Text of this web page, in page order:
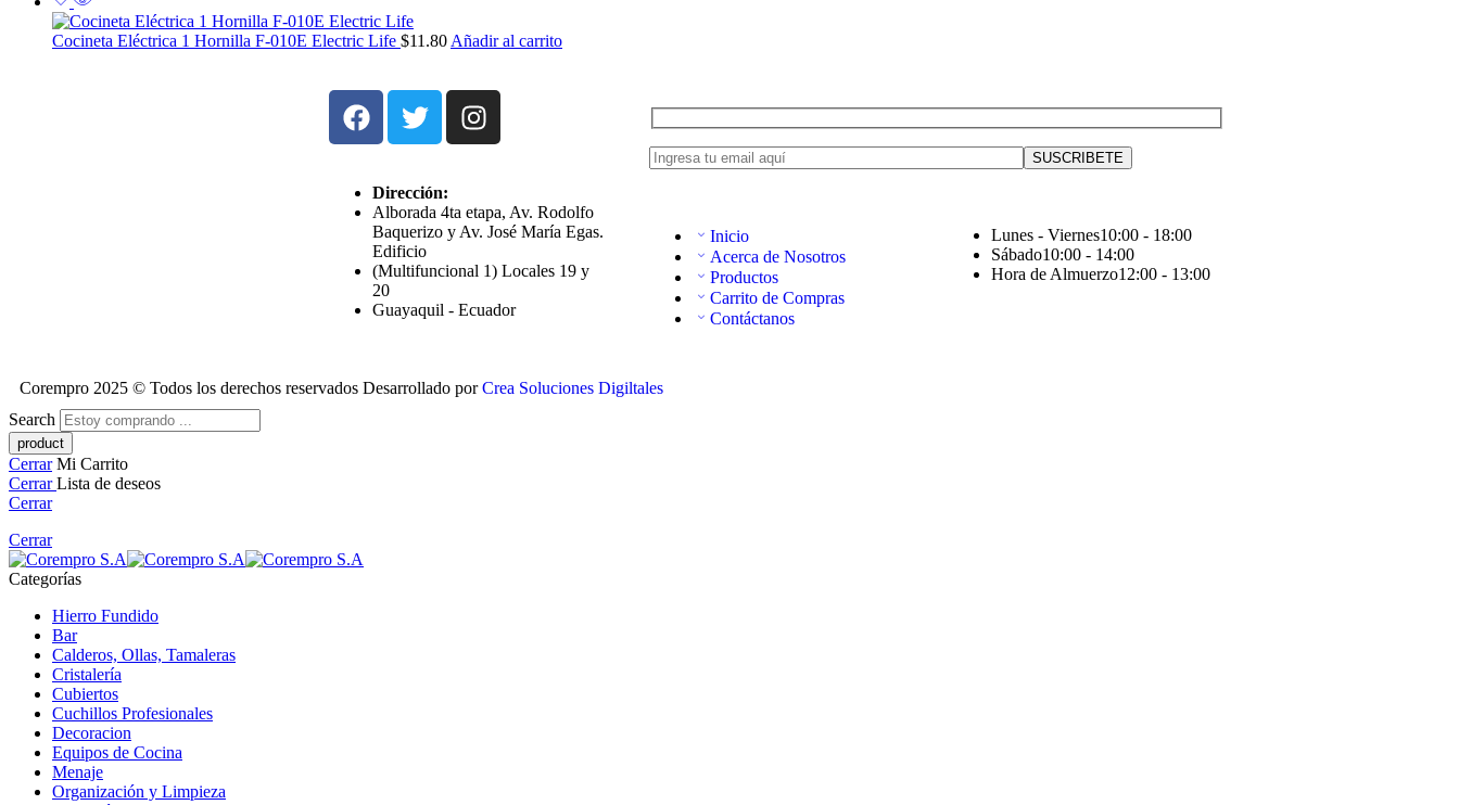
Cocineta Eléctrica 1 Hornilla F-010E Electric Life $11.80 Añadir al carrito
Dirección:
Alborada 4ta etapa, Av. Rodolfo
Baquerizo y Av. José María Egas.
Edificio
(Multifuncional 1) Locales 19 y
20
Guayaquil - Ecuador
Inicio
Acerca de Nosotros
Productos
Carrito de Compras
Contáctanos
Lunes - Viernes10:00 - 18:00
Sábado10:00 - 14:00
Hora de Almuerzo12:00 - 13:00
Corempro 2025 © Todos los derechos reservados Desarrollado porCrea Soluciones Digiltales
Search
Cerrar Mi Carrito
CerrarLista de deseos
Cerrar
Cerrar
Categorías
Hierro Fundido
Bar
Calderos, Ollas, Tamaleras
Cristalería
Cubiertos
Cuchillos Profesionales
Decoracion
Equipos de Cocina
Menaje
Organización y Limpieza